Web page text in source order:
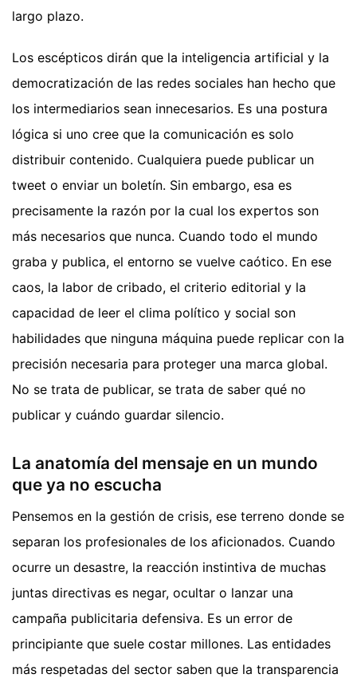
largo plazo.
Los escépticos dirán que la inteligencia artificial y la
democratización de las redes sociales han hecho que
los intermediarios sean innecesarios. Es una postura
lógica si uno cree que la comunicación es solo
distribuir contenido. Cualquiera puede publicar un
tweet o enviar un boletín. Sin embargo, esa es
precisamente la razón por la cual los expertos son
más necesarios que nunca. Cuando todo el mundo
graba y publica, el entorno se vuelve caótico. En ese
caos, la labor de cribado, el criterio editorial y la
capacidad de leer el clima político y social son
habilidades que ninguna máquina puede replicar con la
precisión necesaria para proteger una marca global.
No se trata de publicar, se trata de saber qué no
publicar y cuándo guardar silencio.
La anatomía del mensaje en un mundo
que ya no escucha
Pensemos en la gestión de crisis, ese terreno donde se
separan los profesionales de los aficionados. Cuando
ocurre un desastre, la reacción instintiva de muchas
juntas directivas es negar, ocultar o lanzar una
campaña publicitaria defensiva. Es un error de
principiante que suele costar millones. Las entidades
más respetadas del sector saben que la transparencia